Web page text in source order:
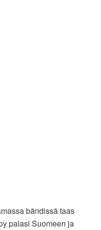
bändissä taas
palasi Suomeen ja